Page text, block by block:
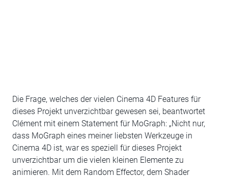
Die Frage, welches der vielen Cinema 4D Features für
dieses Projekt unverzichtbar gewesen sei, beantwortet
Clément mit einem Statement für MoGraph: „Nicht nur,
dass MoGraph eines meiner liebsten Werkzeuge in
Cinema 4D ist, war es speziell für dieses Projekt
unverzichtbar um die vielen kleinen Elemente zu
animieren. Mit dem Random Effector, dem Shader